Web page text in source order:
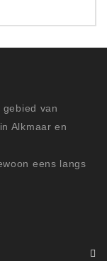
van
Alkmaar en
eens langs